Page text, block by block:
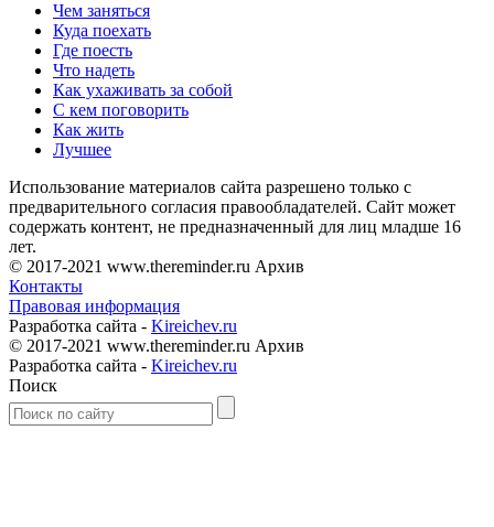
Чем заняться
Куда поехать
Где поесть
Что надеть
Как ухаживать за собой
С кем поговорить
Как жить
Лучшее
Использование материалов сайта разрешено только с
предварительного согласия правообладателей. Сайт может
содержать контент, не предназначенный для лиц младше 16
лет.
© 2017-2021 www.thereminder.ru Архив
Контакты
Правовая информация
Разработка сайта - Kireichev.ru
© 2017-2021 www.thereminder.ru Архив
Разработка сайта - Kireichev.ru
Поиск